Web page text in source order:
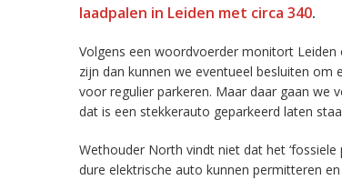
laadpalen in Leiden met circa 340.
Volgens een woordvoerder monitort
zijn dan kunnen we eventueel besluiten
voor regulier parkeren. Maar daar gaan we
dat is een stekkerauto geparkeerd laten
Wethouder North vindt niet dat het
dure elektrische auto kunnen permitteren